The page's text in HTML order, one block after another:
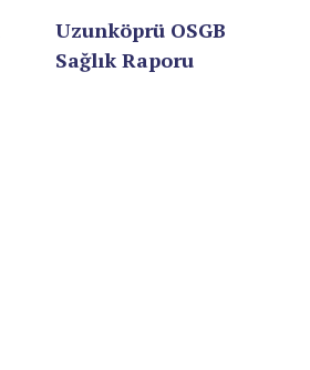
Uzunköprü OSGB
Sağlık Raporu